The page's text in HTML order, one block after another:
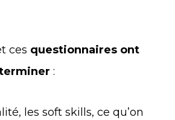
ces questionnaires ont
:
les soft skills, ce qu’on